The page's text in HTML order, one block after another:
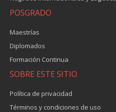
POSGRADO
Maestrías
Diplomados
Formación Continua
SOBRE ESTE SITIO
Política de privacidad
Términos y condiciones de uso